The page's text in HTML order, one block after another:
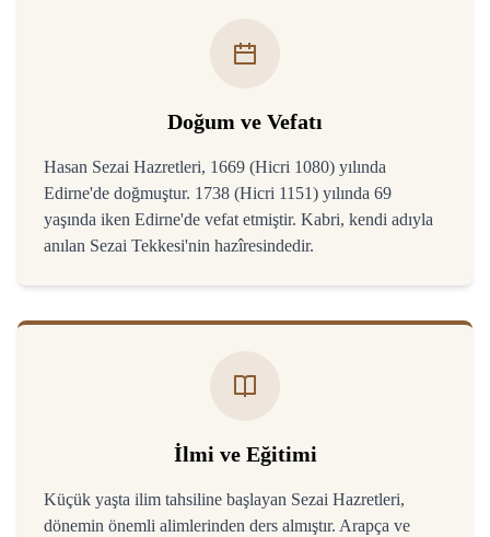
Doğum ve Vefatı
Hasan Sezai Hazretleri, 1669 (Hicri 1080) yılında
Edirne'de doğmuştur. 1738 (Hicri 1151) yılında 69
yaşında iken Edirne'de vefat etmiştir. Kabri, kendi adıyla
anılan Sezai Tekkesi'nin hazîresindedir.
İlmi ve Eğitimi
Küçük yaşta ilim tahsiline başlayan Sezai Hazretleri,
dönemin önemli alimlerinden ders almıştır. Arapça ve